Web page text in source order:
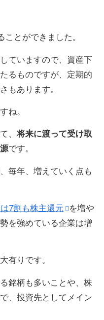
とができました。
ていますので、資産下
るものですが、定期的
もあります。
ね。
、将来に渡って受け取
です。
毎年、増えていく点も
7割も株主還元
を増や
を強めている企業は増
有りです。
銘柄も多いことや、株
、投資先としてメイン